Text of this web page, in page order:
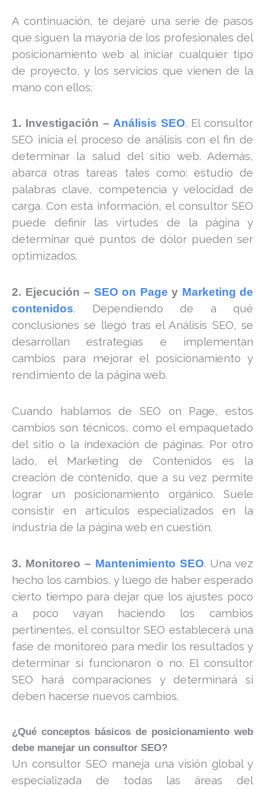
A continuación, te dejaré una serie de pasos
que siguen la mayoría de los profesionales del
posicionamiento web al iniciar cualquier tipo
de proyecto, y los servicios que vienen de la
mano con ellos:
1. Investigación – Análisis SEO. El consultor
SEO inicia el proceso de análisis con el fin de
determinar la salud del sitio web. Además,
abarca otras tareas tales como: estudio de
palabras clave, competencia y velocidad de
carga. Con esta información, el consultor SEO
puede definir las virtudes de la página y
determinar qué puntos de dolor pueden ser
optimizados.
2. Ejecución – SEO on Page y Marketing de
contenidos. Dependiendo de a qué
conclusiones se llegó tras el Análisis SEO, se
desarrollan estrategias e implementan
cambios para mejorar el posicionamiento y
rendimiento de la página web.
Cuando hablamos de SEO on Page, estos
cambios son técnicos, como el empaquetado
del sitio o la indexación de páginas. Por otro
lado, el Marketing de Contenidos es la
creación de contenido, que a su vez permite
lograr un posicionamiento orgánico. Suele
consistir en artículos especializados en la
industria de la página web en cuestión.
3. Monitoreo – Mantenimiento SEO. Una vez
hecho los cambios, y luego de haber esperado
cierto tiempo para dejar que los ajustes poco
a poco vayan haciendo los cambios
pertinentes, el consultor SEO establecerá una
fase de monitoreo para medir los resultados y
determinar si funcionaron o no. El consultor
SEO hará comparaciones y determinará si
deben hacerse nuevos cambios.
¿Qué conceptos básicos de posicionamiento web
debe manejar un consultor SEO?
Un consultor SEO maneja una visión global y
especializada de todas las áreas del